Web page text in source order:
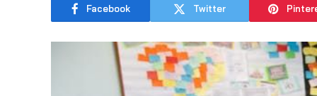
Facebook Twitter